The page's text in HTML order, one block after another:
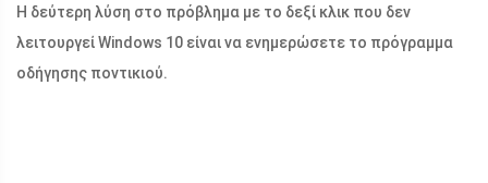
Η δεύτερη λύση στο πρόβλημα με το δεξί κλικ που δεν
λειτουργεί Windows 10 είναι να ενημερώσετε το πρόγραμμα
οδήγησης ποντικιού.